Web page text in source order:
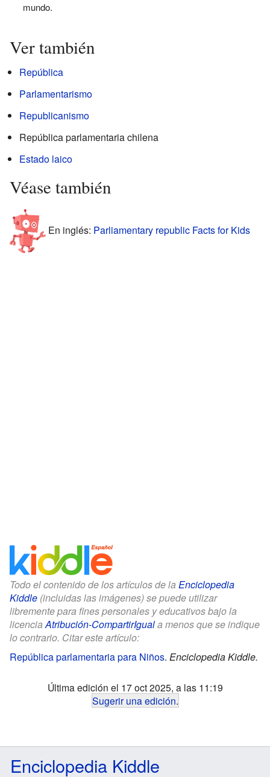
mundo.
Ver también
República
Parlamentarismo
Republicanismo
República parlamentaria chilena
Estado laico
Véase también
En inglés: Parliamentary republic Facts for Kids
Todo el contenido de los artículos de la Enciclopedia
Kiddle (incluidas las imágenes) se puede utilizar
libremente para fines personales y educativos bajo la
licenciaAtribución-CompartirIguala menos que se indique
lo contrario. Citar este artículo:
República parlamentaria para Niños. Enciclopedia Kiddle.
Última edición el 17 oct 2025, a las 11:19
Sugerir una edición.
Enciclopedia Kiddle